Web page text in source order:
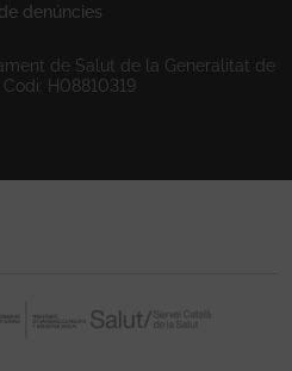
denúncies
de Salut de la Generalitat de
H08810319